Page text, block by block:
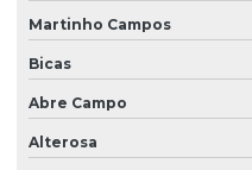
Martinho Campos
Bicas
Abre Campo
Alterosa